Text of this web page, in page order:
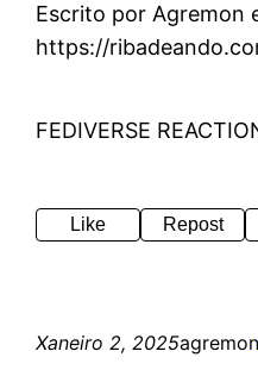
Escrito por Agremon
https://
FEDIVERSE
Like Repost
Xaneiro 2, 2025agremon